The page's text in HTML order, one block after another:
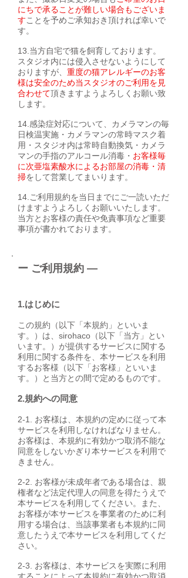
にちで承ることが難しい場合もございま
すことを予め​ご承知おき頂ければ幸いで
す。
13.当方自宅で猫を飼育しております。
スタジオ内には侵入させないようにして
おりますが、 重度の猫アレルギーのお客
様は安全のため当スタジオのご利用を見
合わせて頂きますようよろしくお願い致
します。
14.感染症対応について​、カメラマンの毎
日検温実施・カメラマンの常時マスク着
用・スタジオ内は常時自動換気・カメラ
マンの手指のアルコール消毒・ お客様毎
に次亜塩素酸水によるお部屋の消毒・清
掃をして営業してまいります。
14.ご利用規約を当日までにご一読いただ
けますようよろしくお願いいたします。
当方とお客様の責任や免責事項など重要
事項が書かれております。
ー ご利用規約 ―
1.はじめに
この規約（以下「本規約」といいま
す。）は、sirohaco（以下「当方」とい
います。）が提供するサービスに関する
利用に関する条件を、本サービスを利用
するお客様（以下「お客様」といいま
す。）と当方との間で定めるものです。
2.規約への同意
2-1. お客様は、本規約の定めに従って本
サービスを利用しなければなりません。
お客様は、本規約に有効かつ取消不能な
同意をしないかぎり本サービスを利用で
きません。
2-2. お客様が未成年者である場合は、親
権者など法定代理人の同意を得たうえで
本サービスを利用してください。また、
お客様が本サービスを事業者のために利
用する場合は、当該事業者も本規約に同
意したうえで本サービスを利用してくだ
さい。
2-3. お客様は、本サービスを実際に利用